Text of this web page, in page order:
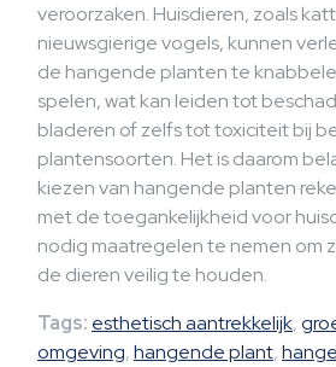
veroorzaken. Huisdieren, zoals
nieuwsgierige vogels, kunnen
de hangende planten te
spelen, wat kan leiden tot
bladeren of zelfs tot toxiciteit bij
plantensoorten. Het is daarom
kiezen van hangende planten
met de toegankelijkheid voor
nodig maatregelen te nemen om
de dieren veilig te houden.
Tags: esthetisch aantrekkelijk,
omgeving,hangende plant,